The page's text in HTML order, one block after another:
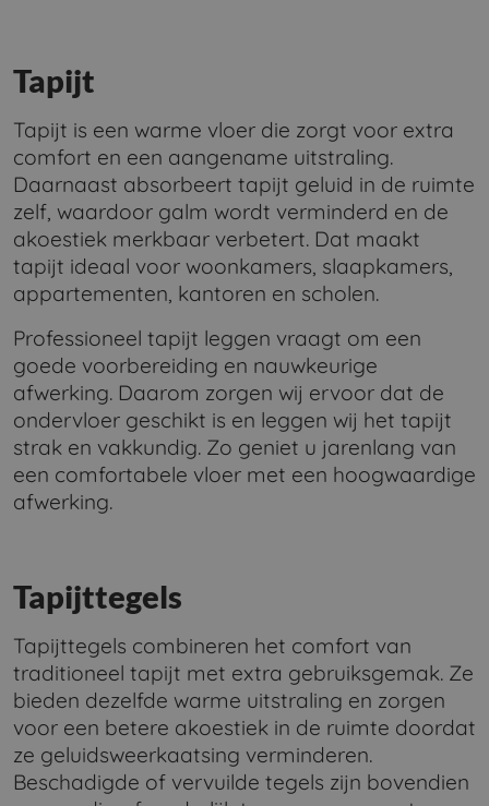
Tapijt
Tapijt is een warme vloer die zorgt voor extra
comfort en een aangename uitstraling.
Daarnaast absorbeert tapijt geluid in de ruimte
zelf, waardoor galm wordt verminderd en de
akoestiek merkbaar verbetert. Dat maakt
tapijt ideaal voor woonkamers, slaapkamers,
appartementen, kantoren en scholen.
Professioneel tapijt leggen vraagt om een
goede voorbereiding en nauwkeurige
afwerking. Daarom zorgen wij ervoor dat de
ondervloer geschikt is en leggen wij het tapijt
strak en vakkundig. Zo geniet u jarenlang van
een comfortabele vloer met een hoogwaardige
afwerking.
Tapijttegels
Tapijttegels combineren het comfort van
traditioneel tapijt met extra gebruiksgemak. Ze
bieden dezelfde warme uitstraling en zorgen
voor een betere akoestiek in de ruimte doordat
ze geluidsweerkaatsing verminderen.
Beschadigde of vervuilde tegels zijn bovendien